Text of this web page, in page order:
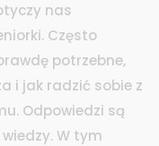
nas
Często
potrzebne,
i jak radzić sobie z
Odpowiedzi są
W tym